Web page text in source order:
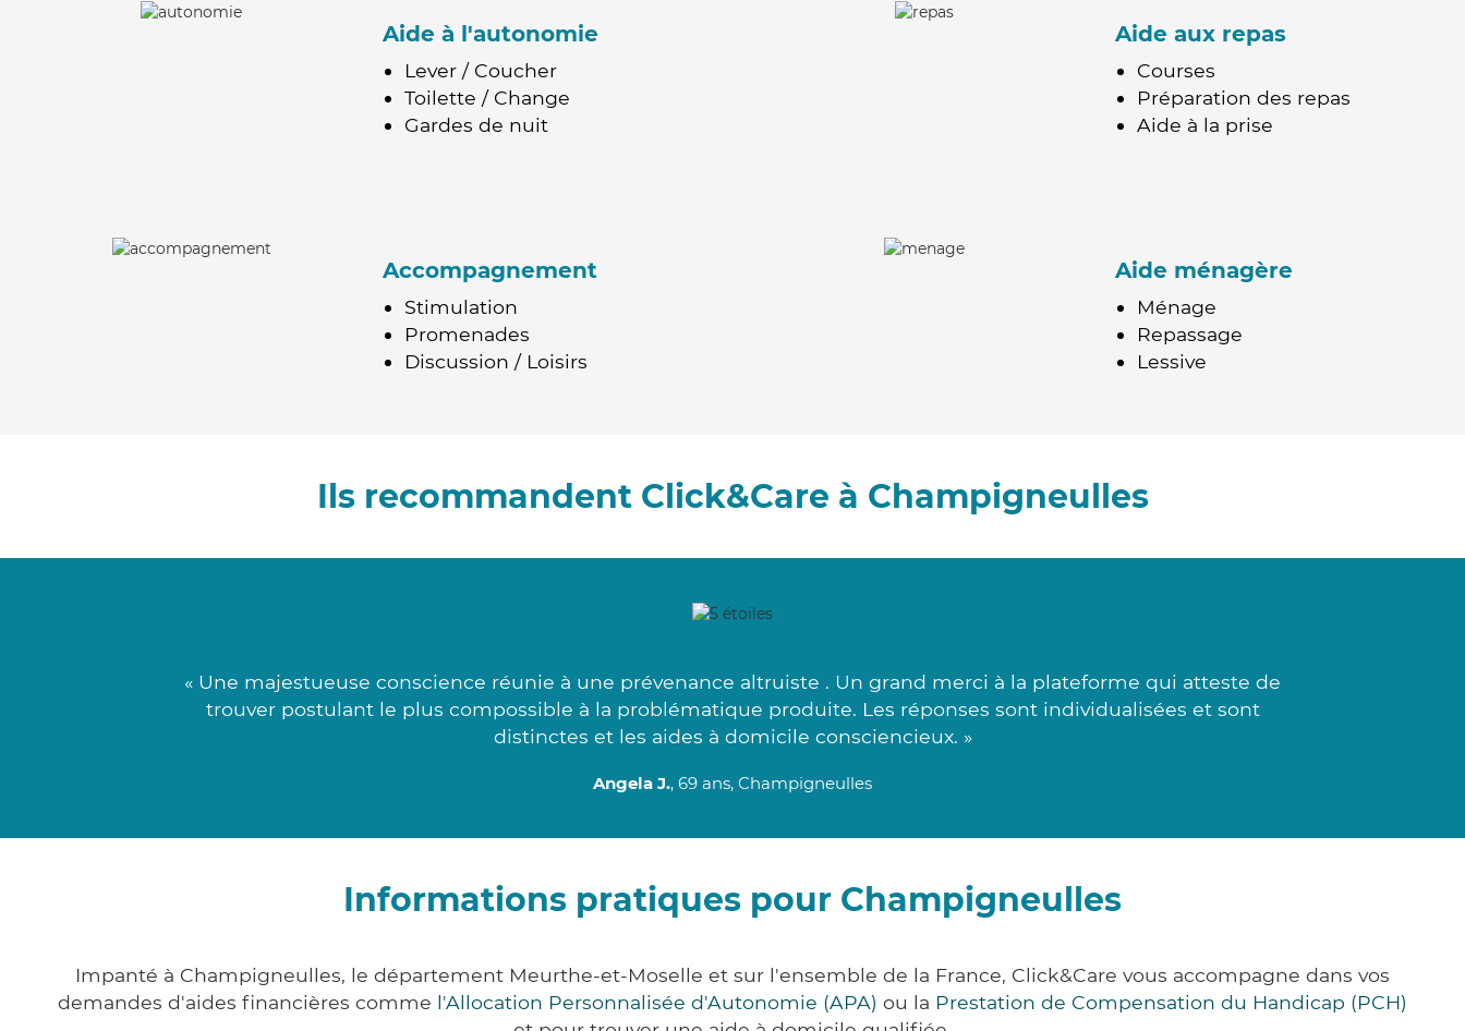
Aide à l'autonomie
Lever / Coucher
Toilette / Change
Gardes de nuit
Aide aux repas
Courses
Préparation des repas
Aide à la prise
Accompagnement
Stimulation
Promenades
Discussion / Loisirs
Aide ménagère
Ménage
Repassage
Lessive
Ils recommandent Click&Care à Champigneulles
« Une majestueuse conscience réunie à une prévenance altruiste . Un grand merci à la plateforme qui atteste de
trouver postulant le plus compossible à la problématique produite. Les réponses sont individualisées et sont
distinctes et les aides à domicile consciencieux. »
Angela J., 69 ans, Champigneulles
Informations pratiques pour Champigneulles
Impanté à Champigneulles, le département Meurthe-et-Moselle et sur l'ensemble de la France, Click&Care vous accompagne dans vos
demandes d'aides financières comme l'Allocation Personnalisée d'Autonomie (APA) ou la Prestation de Compensation du Handicap (PCH)